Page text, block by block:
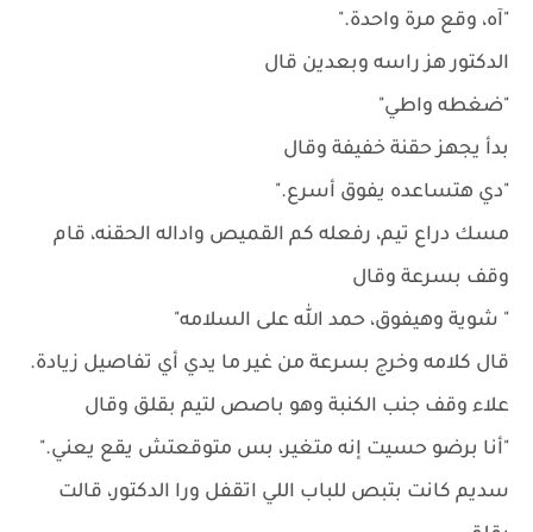
"آه، وقع مرة واحدة."
الدكتور هز راسه وبعدين قال
"ضغطه واطي"
بدأ يجهز حقنة خفيفة وقال
"دي هتساعده يفوق أسرع."
مسك دراع تيم، رفعله كم القميص واداله الحقنه، قام
وقف بسرعة وقال
" شوية وهيفوق، حمد الله على السلامه"
قال كلامه وخرج بسرعة من غير ما يدي أي تفاصيل زيادة.
علاء وقف جنب الكنبة وهو باصص لتيم بقلق وقال
"أنا برضو حسيت إنه متغير، بس متوقعتش يقع يعني."
سديم كانت بتبص للباب اللي اتقفل ورا الدكتور، قالت